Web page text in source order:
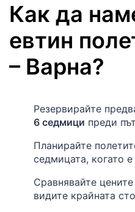
Как да
евтин
– Варна?
Резервирайте
6 седмици преди
Планирайте
седмицата, когато
Сравнявайте
видите крайната